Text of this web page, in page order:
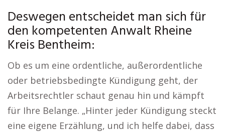
Deswegen entscheidet man sich für
den kompetenten Anwalt Rheine
Kreis Bentheim:
Ob es um eine ordentliche, außerordentliche
oder betriebsbedingte Kündigung geht, der
Arbeitsrechtler schaut genau hin und kämpft
für Ihre Belange. „Hinter jeder Kündigung steckt
eine eigene Erzählung, und ich helfe dabei, dass